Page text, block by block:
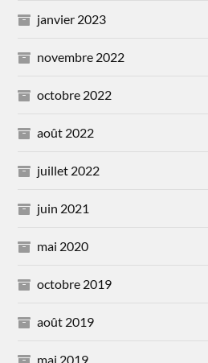
janvier 2023
novembre 2022
octobre 2022
août 2022
juillet 2022
juin 2021
mai 2020
octobre 2019
août 2019
mai 2019